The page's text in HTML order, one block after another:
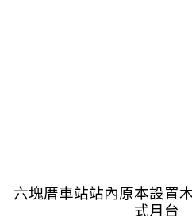
六塊厝車站站內原本設置
式月台